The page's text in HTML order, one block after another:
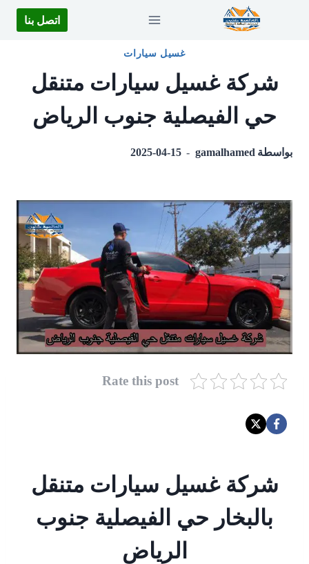
اتصل بنا
غسيل سيارات
شركة غسيل سيارات متنقل
حي الفيصلية جنوب الرياض
بواسطة gamalhamed
2025-04-15
Rate this post
شركة غسيل سيارات متنقل
بالبخار حي الفيصلية جنوب
الرياض